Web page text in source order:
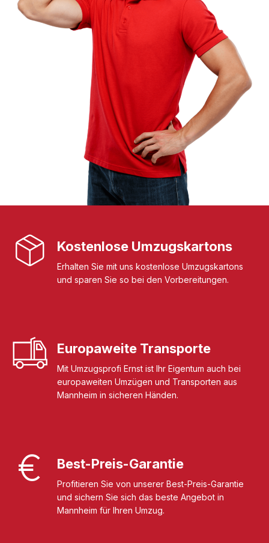
Kostenlose Umzugskartons
Erhalten Sie mit uns kostenlose Umzugskartons
und sparen Sie so bei den Vorbereitungen.
Europaweite Transporte
Mit Umzugsprofi Ernst ist Ihr Eigentum auch bei
europaweiten Umzügen und Transporten aus
Mannheim in sicheren Händen.
Best-Preis-Garantie
Profitieren Sie von unserer Best-Preis-Garantie
und sichern Sie sich das beste Angebot in
Mannheim für Ihren Umzug.